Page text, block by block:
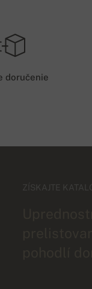
doručenie
ZÍSKAJTE